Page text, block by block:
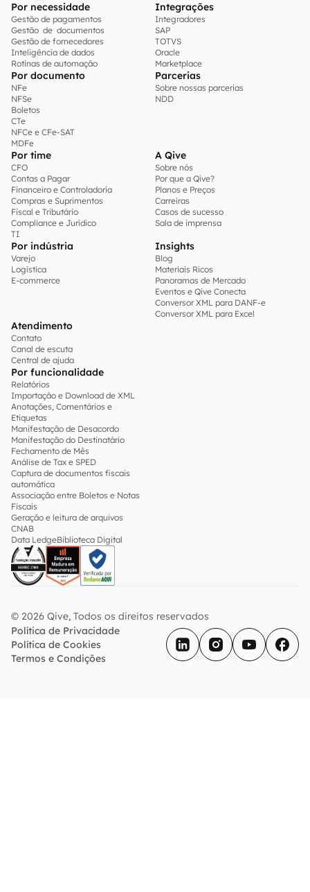
Por necessidade
Gestão de pagamentos
Gestão de documentos
Gestão de fornecedores
Inteligência de dados
Rotinas de automação
Integrações
Integradores
SAP
TOTVS
Oracle
Marketplace
Por documento
NFe
NFSe
Boletos
CTe
NFCe e CFe-SAT
MDFe
Parcerias
Sobre nossas parcerias
NDD
Por time
CFO
Contas a Pagar
Financeiro e Controladoria
Compras e Suprimentos
Fiscal e Tributário
Compliance e Jurídico
TI
A Qive
Sobre nós
Por que a Qive?
Planos e Preços
Carreiras
Casos de sucesso
Sala de imprensa
Por indústria
Varejo
Logística
E-commerce
Insights
Blog
Materiais Ricos
Panoramas de Mercado
Eventos e Qive Conecta
Conversor XML para DANF-e
Conversor XML para Excel
Atendimento
Contato
Canal de escuta
Central de ajuda
Por funcionalidade
Relatórios
Importação e Download de XML
Anotações, Comentários e
Etiquetas
Manifestação de Desacordo
Manifestação do Destinatário
Fechamento de Mês
Análise de Tax e SPED
Captura de documentos fiscais
automática
Associação entre Boletos e Notas
Fiscais
Geração e leitura de arquivos
CNAB
Data LedgeBiblioteca Digital
© 2026 Qive, Todos os direitos reservados
Política de Privacidade
Política de Cookies
Termos e Condições